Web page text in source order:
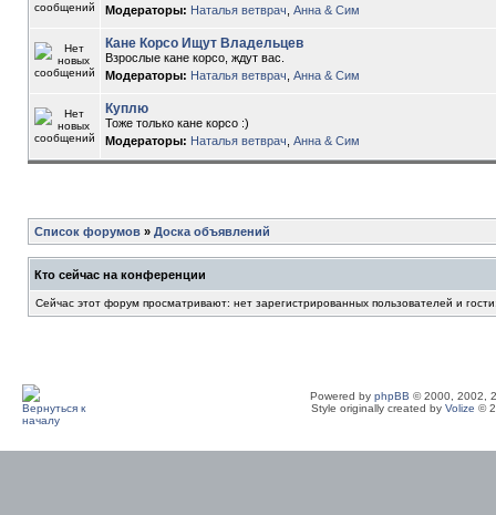
Модераторы: Наталья ветврач Анна & Сим
Кане Корсо Ищут Владельцев
Взрослые кане корсо, ждут вас.
Модераторы: Наталья ветврач Анна & Сим
Куплю
Тоже только кане корсо :)
Модераторы: Наталья ветврач Анна & Сим
Список форумов » Доска объявлений
Кто сейчас на конференции
Сейчас этот форум просматривают: нет зарегистрированных пользователей и
Powered by phpBB © 2000, 2002,
Style originally created by Volize ©